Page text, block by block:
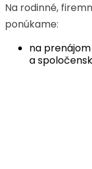
Na rodinné,
ponúkame:
na
a